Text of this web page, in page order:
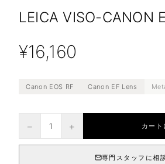
LEICA VISO-CANON
¥16,160
Canon EOS RF Canon EF Lens
− 1 + カート
専門スタッフに相